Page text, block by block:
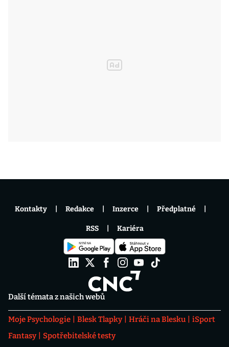
Další témata z našich webů
Moje Psychologie Blesk Tlapky Hráči na Blesku
iSport
Fantasy
Spotřebitelské testy
Kontakty Redakce Inzerce Předplatné
RSS Kariéra